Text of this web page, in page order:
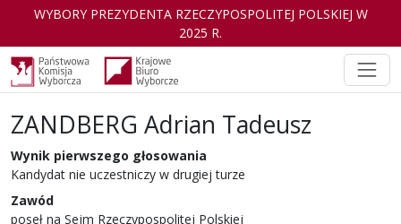
WYBORY PREZYDENTA RZECZYPOSPOLITEJ POLSKIEJ W
2025 R.
ZANDBERG Adrian Tadeusz
Kandydatw wyborach Prezydenta
Wynik pierwszego głosowania
Kandydat nie uczestniczy w drugiej turze
Zawód
poseł na Sejm Rzeczypospolitej Polskiej